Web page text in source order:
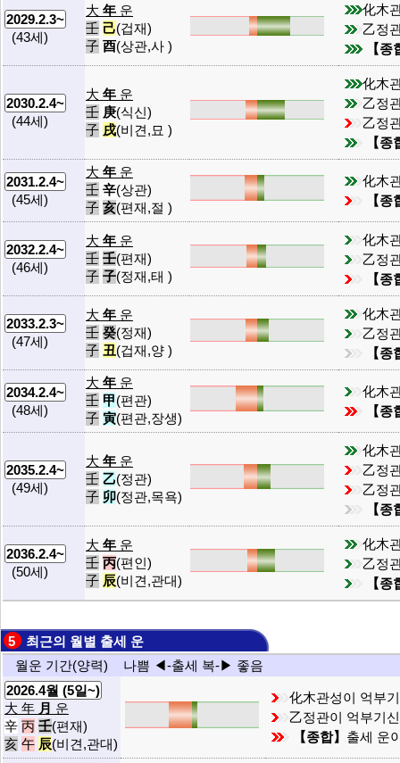
2029.2.3~
(43세)
大 年 운
壬 己(겁재)
子 酉(상관,사 )
化木
乙정
【종
2030.2.4~
(44세)
大 年 운
壬 庚(식신)
子 戌(비견,묘 )
化木
乙정
乙정
【종
2031.2.4~
(45세)
大 年 운
壬 辛(상관)
子 亥(편재,절 )
化木
【종
2032.2.4~
(46세)
大 年 운
壬 壬(편재)
子 子(정재,태 )
化木
乙정
【종
2033.2.3~
(47세)
大 年 운
壬 癸(정재)
子 丑(겁재,양 )
化木
乙정
【종
2034.2.4~
(48세)
大 年 운
壬 甲(편관)
子 寅(편관,장생)
化木
【종
2035.2.4~
(49세)
大 年 운
壬 乙(정관)
子 卯(정관,목욕)
化木
乙정
乙정
【종
2036.2.4~
(50세)
大 年 운
壬 丙(편인)
子 辰(비견,관대)
化木
乙정
【종
5 최근의 월별 출세 운
월운 기간(양력)
나쁨 ◀-출세 복-▶ 좋음
2026.4월 (5일~)
大 年 月 운
辛 丙 壬(편재)
亥 午 辰(비견,관대)
化木관성이 억부
乙정관이 억부기
【종합】 출세 운